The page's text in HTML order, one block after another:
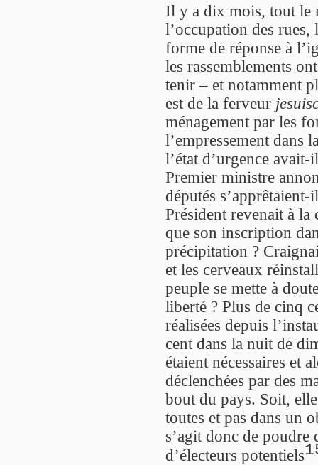
Il y a dix mois, tout le
l’occupation des
forme de réponse à
les rassemblements
tenir – et notamment
est de la ferveur
ménagement par les
l’empressement dans
l’état d’urgence
Premier ministre
députés
Président revenait à
que son inscription
précipitation ?
et les cerveaux
peuple se mette à
liberté ? Plus de cinq
réalisées depuis
cent dans la nuit de
étaient nécessaires et
déclenchées par des
bout du pays. Soit,
toutes et pas dans un
s’agit donc de poudre
d’électeurs potentiels